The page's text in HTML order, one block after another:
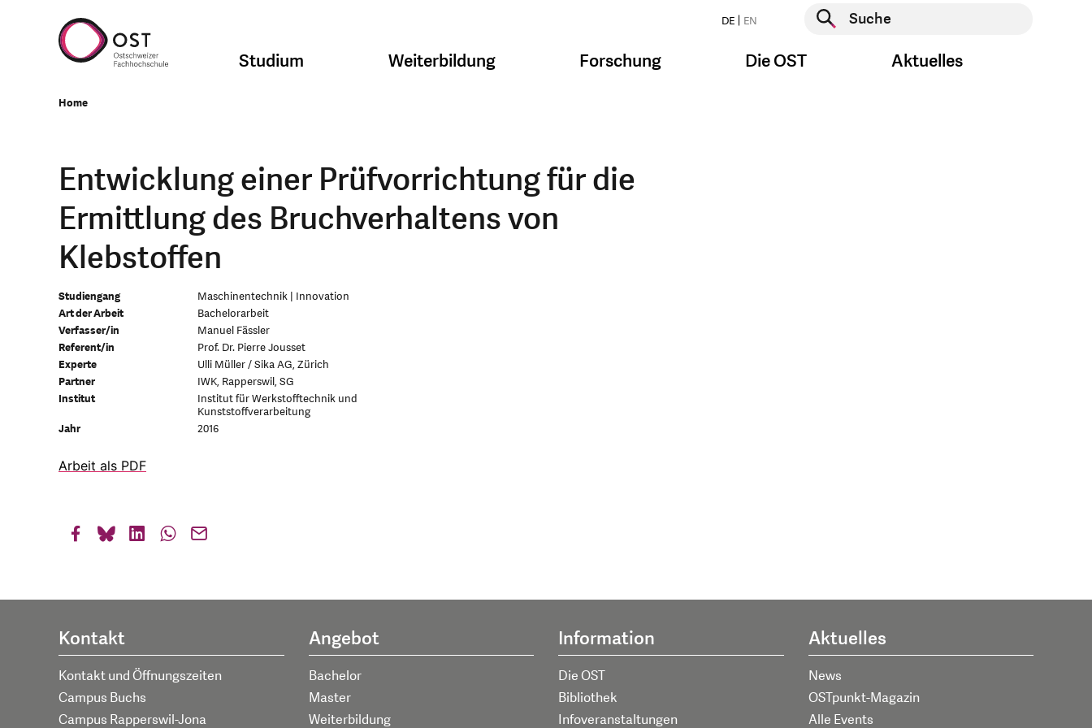
DE EN
Suche starten
Studium Weiterbildung Forschung Die OST Aktuelles
Home
Entwicklung einer Prüfvorrichtung für die
Ermittlung des Bruchverhaltens von
Klebstoffen
Studiengang
Maschinentechnik | Innovation
Art der Arbeit
Bachelorarbeit
Verfasser/in
Manuel Fässler
Referent/in
Prof. Dr. Pierre Jousset
Experte
Ulli Müller / Sika AG, Zürich
Partner
IWK, Rapperswil, SG
Institut
Institut für Werkstofftechnik und
Kunststoffverarbeitung
Jahr
2016
Arbeit als PDF
Kontakt
Kontakt und Öffnungszeiten
Campus Buchs
Campus Rapperswil-Jona
Angebot
Bachelor
Master
Weiterbildung
Information
Die OST
Bibliothek
Infoveranstaltungen
Aktuelles
News
OSTpunkt-Magazin
Alle Events